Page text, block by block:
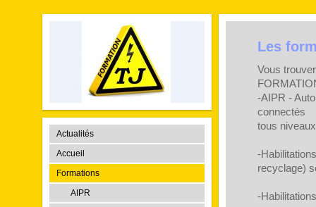
Actualités
Accueil
Formations
AIPR
Les
Vous
-AIPR -
connectés
tous
-
recyclage)
-